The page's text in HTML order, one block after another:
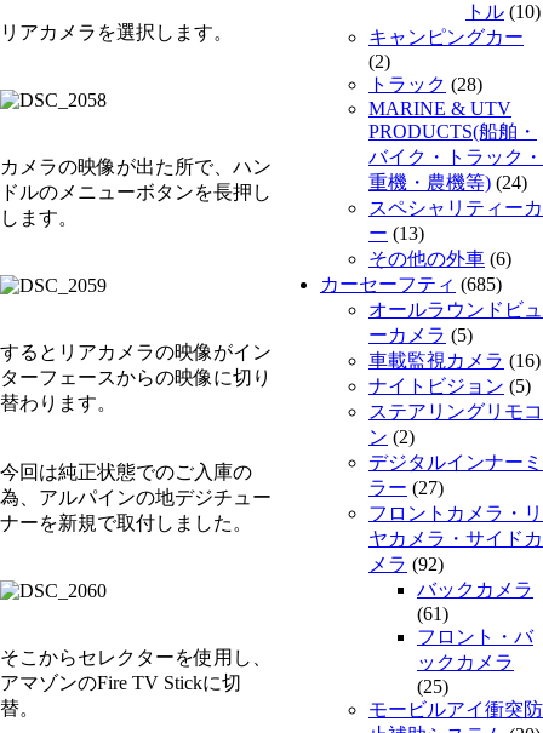
リアカメラを選択します。
カメラの映像が出た所で、ハン
ドルのメニューボタンを長押し
します。
するとリアカメラの映像がイン
ターフェースからの映像に切り
替わります。
今回は純正状態でのご入庫の
為、アルパインの地デジチュー
ナーを新規で取付しました。
そこからセレクターを使用し、
アマゾンのFire TV Stickに切
替。
トル (10)
キャンピングカー
(2)
トラック (28)
MARINE & UTV
PRODUCTS(船舶・
バイク・トラック・
重機・農機等) (24)
スペシャリティーカ
ー (13)
その他の外車 (6)
カーセーフティ (685)
オールラウンドビュ
ーカメラ (5)
車載監視カメラ (16)
ナイトビジョン (5)
ステアリングリモコ
ン (2)
デジタルインナーミ
ラー (27)
フロントカメラ・リ
ヤカメラ・サイドカ
メラ (92)
バックカメラ
(61)
フロント・バ
ックカメラ
(25)
モービルアイ衝突防